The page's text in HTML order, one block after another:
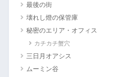
最後の街
壊れし燈の保管庫
秘密のエリア・オフィス
カチカチ蟹穴
三日月オアシス
ムーミン谷